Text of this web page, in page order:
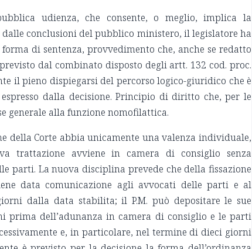
udienza, che consente, o meglio, implica la
dalle conclusioni del pubblico ministero, il legislatore ha
di sentenza, provvedimento che, anche se redatto
dal combinato disposto degli artt. 132 cod. proc.
il pieno dispiegarsi del percorso logico-giuridico che è
dalla decisione. Principio di diritto che, per le
generale alla funzione nomofilattica.
della Corte abbia unicamente una valenza individuale,
trattazione avviene in camera di consiglio senza
parti. La nuova disciplina prevede che della fissazione
data comunicazione agli avvocati delle parti e al
dalla data stabilita; il P.M. può depositare le sue
prima dell’adunanza in camera di consiglio e le parti
e, in particolare, nel termine di dieci giorni